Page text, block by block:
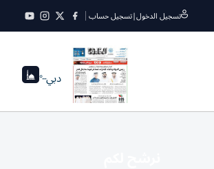
تسجيل الدخول|تسجيل حساب
دبي--°